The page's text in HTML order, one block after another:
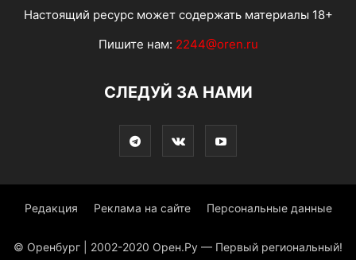
Настоящий ресурс может содержать материалы 18+
Пишите нам: 2244@oren.ru
СЛЕДУЙ ЗА НАМИ
Редакция Реклама на сайте Персональные данные
© Оренбург | 2002-2020 Орен.Ру — Первый региональный!